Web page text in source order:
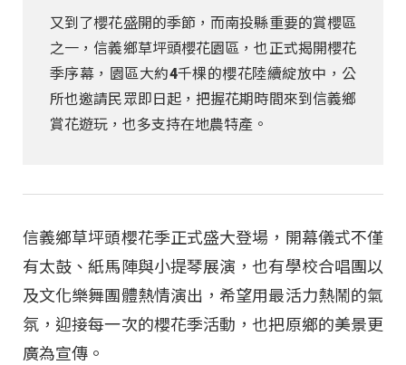
又到了櫻花盛開的季節，而南投縣重要的賞櫻區
之一，信義鄉草坪頭櫻花園區，也正式揭開櫻花
季序幕，園區大約4千棵的櫻花陸續綻放中，公
所也邀請民眾即日起，把握花期時間來到信義鄉
賞花遊玩，也多支持在地農特產。
信義鄉草坪頭櫻花季正式盛大登場，開幕儀式不僅
有太鼓、紙馬陣與小提琴展演，也有學校合唱團以
及文化樂舞團體熱情演出，希望用最活力熱鬧的氣
氛，迎接每一次的櫻花季活動，也把原鄉的美景更
廣為宣傳。